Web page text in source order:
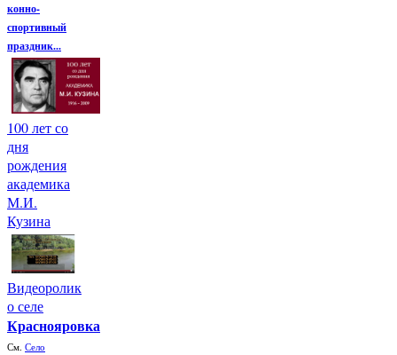
конно-
спортивный
праздник...
100 лет со
дня
рождения
академика
М.И.
Кузина
Видеоролик
о селе
Краснояровка
См. Село